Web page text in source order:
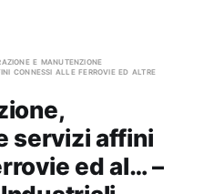
e manutenzione
connessi alle ferrovie ed altre
servizi affini
ed al… –